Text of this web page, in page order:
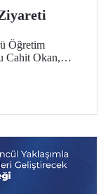
Öğretim
Cahit Okan,
gelen